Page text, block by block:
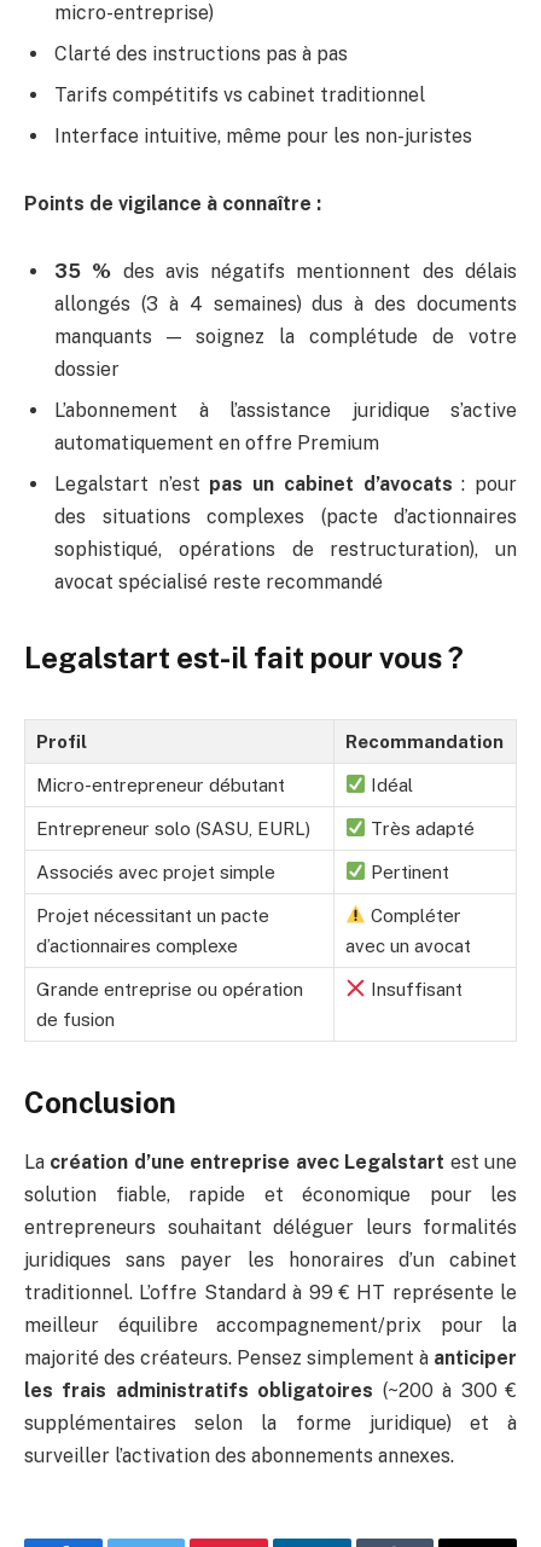
micro-entreprise)
Clarté des instructions pas à pas
Tarifs compétitifs vs cabinet traditionnel
Interface intuitive, même pour les non-juristes
Points de vigilance à connaître :
35 % des avis négatifs mentionnent des délais
allongés (3 à 4 semaines) dus à des documents
manquants — soignez la complétude de votre
dossier
L’abonnement à l’assistance juridique s’active
automatiquement en offre Premium
Legalstart n’est pas un cabinet d’avocats : pour
des situations complexes (pacte d’actionnaires
sophistiqué, opérations de restructuration), un
avocat spécialisé reste recommandé
Legalstart est-il fait pour vous ?
Profil Recommandation
Micro-entrepreneur débutant Idéal
Entrepreneur solo (SASU, EURL) Très adapté
Associés avec projet simple Pertinent
Projet nécessitant un pacte
d’actionnaires complexe
Compléter
avec un avocat
Grande entreprise ou opération
de fusion
Insuffisant
Conclusion
La création d’une entreprise avec Legalstart est une
solution fiable, rapide et économique pour les
entrepreneurs souhaitant déléguer leurs formalités
juridiques sans payer les honoraires d’un cabinet
traditionnel. L’offre Standard à 99 € HT représente le
meilleur équilibre accompagnement/prix pour la
majorité des créateurs. Pensez simplement à anticiper
les frais administratifs obligatoires (~200 à 300 €
supplémentaires selon la forme juridique) et à
surveiller l’activation des abonnements annexes.